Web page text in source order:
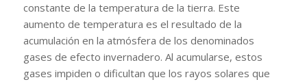
constante de la temperatura de la tierra. Este
aumento de temperatura es el resultado de la
acumulación en la atmósfera de los denominados
gases de efecto invernadero. Al acumularse, estos
gases impiden o dificultan que los rayos solares que